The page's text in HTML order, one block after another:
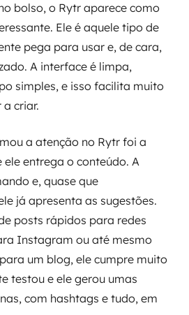
bolso, o Rytr aparece como
Ele é aquele tipo de
pega para usar e, de cara,
A interface é limpa,
simples, e isso facilita muito
criar.
a atenção no Rytr foi a
entrega o conteúdo. A
e, quase que
já apresenta as sugestões.
posts rápidos para redes
Instagram ou até mesmo
um blog, ele cumpre muito
testou e ele gerou umas
com hashtags e tudo, em